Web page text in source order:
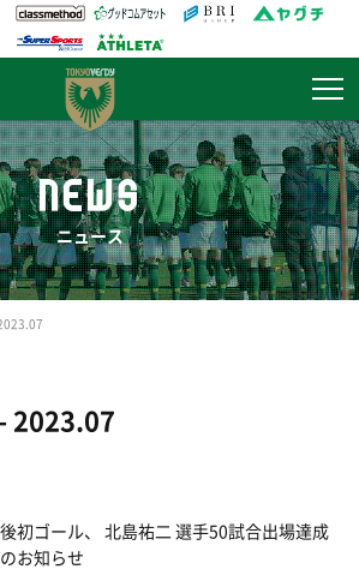
NEWS
ニュース
2023.07
初ゴール、 北島祐二 選手50試合出場達成
お知らせ